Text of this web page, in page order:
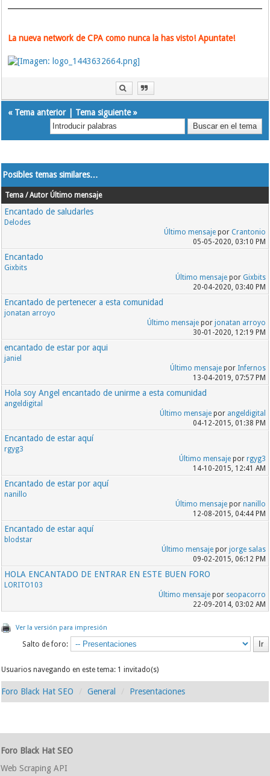
La nueva network de CPA como nunca la has visto! Apuntate!
« Tema anterior| Tema siguiente»
Posibles temas similares…
Tema / Autor Último mensaje
Encantado de saludarles
Delodes
Último mensajepor Crantonio
05-05-2020, 03:10 PM
Encantado
Gixbits
Último mensajepor Gixbits
20-04-2020, 03:40 PM
Encantado de pertenecer a esta comunidad
jonatan arroyo
Último mensajepor jonatan arroyo
30-01-2020, 12:19 PM
encantado de estar por aqui
janiel
Último mensajepor Infernos
13-04-2019, 07:57 PM
Hola soy Angel encantado de unirme a esta comunidad
angeldigital
Último mensajepor angeldigital
04-12-2015, 01:38 PM
Encantado de estar aquí
rgyg3
Último mensajepor rgyg3
14-10-2015, 12:41 AM
Encantado de estar por aquí
nanillo
Último mensajepor nanillo
12-08-2015, 04:44 PM
Encantado de estar aquí
blodstar
Último mensajepor jorge salas
09-02-2015, 06:12 PM
HOLA ENCANTADO DE ENTRAR EN ESTE BUEN FORO
LORITO103
Último mensajepor seopacorro
22-09-2014, 03:02 AM
Ver la versión para impresión
Salto de foro:
Usuarios navegando en este tema: 1 invitado(s)
Foro Black Hat SEO General Presentaciones
Foro Black Hat SEO
Web Scraping API